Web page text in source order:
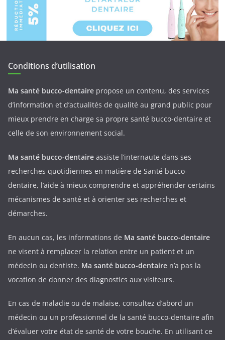
Conditions d’utilisation
Ma santé bucco-dentaire propose un contenu, des services
d’information et d’actualités de qualité au grand public pour
mieux prendre en charge sa propre santé bucco-dentaire et
celle de son environnement social.
Ma santé bucco-dentaire assiste l’internaute dans ses
recherches quotidiennes en matière de Santé bucco-
dentaire, l’aide à mieux comprendre et appréhender certains
mécanismes de santé et à orienter ses recherches et
démarches.
En aucun cas, les informations de Ma santé bucco-dentaire
ne visent à remplacer la relation entre un patient et un
médecin ou dentiste. Ma santé bucco-dentaire n’a pas la
vocation de donner des diagnostics aux visiteurs.
En cas de maladie ou de malaise, consultez d’abord un
médecin ou un professionnel de la santé bucco-dentaire afin
d’évaluer votre état de santé de votre bouche. En utilisant ce